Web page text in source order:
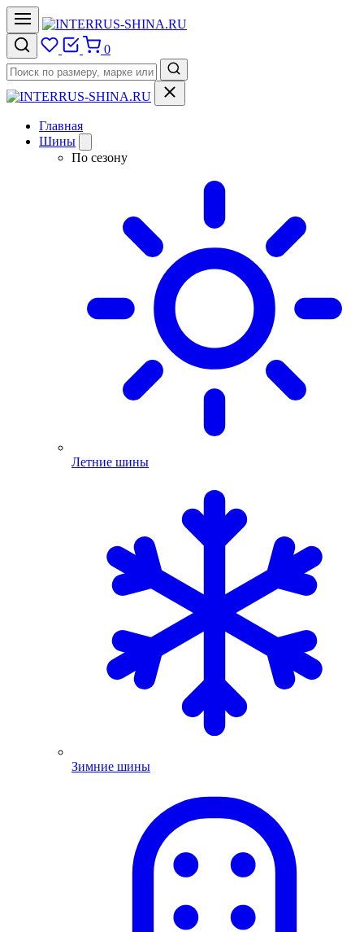
0
Главная
Шины
По сезону
Летние шины
Зимние шины